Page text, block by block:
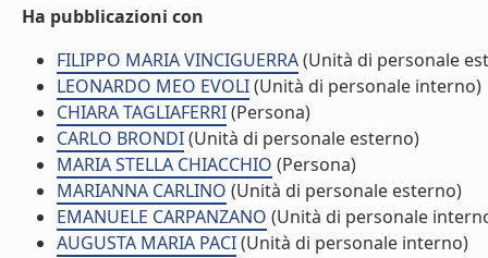
Ha pubblicazioni con
FILIPPO MARIA VINCIGUERRA(Unità di personale
LEONARDO MEO EVOLI(Unità di personale interno)
CHIARA TAGLIAFERRI(Persona)
CARLO BRONDI(Unità di personale esterno)
MARIA STELLA CHIACCHIO (Persona)
MARIANNA CARLINO (Unità di personale esterno)
EMANUELE CARPANZANO (Unità di personale
AUGUSTA MARIA PACI(Unità di personale interno)